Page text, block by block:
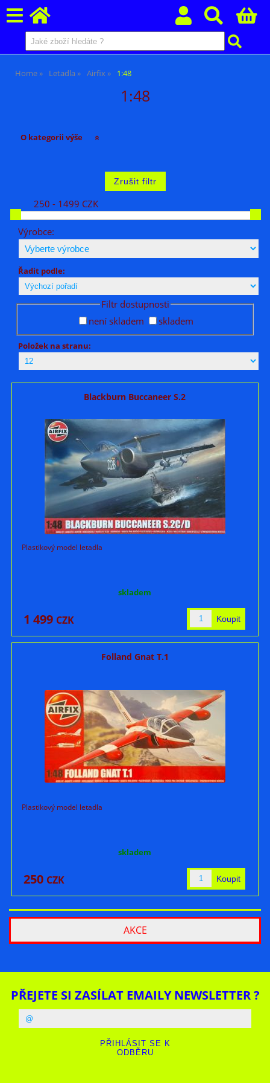
Home Letadla Airfix 1:48
1:48
O kategorii výše
250 - 1499 CZK
Výrobce:
Řadit podle:
Filtr dostupnosti
není skladem
skladem
Položek na stranu:
Blackburn Buccaneer S.2
Plastikový model letadla
skladem
1 499 CZK
Folland Gnat T.1
Plastikový model letadla
skladem
250 CZK
AKCE
PŘEJETE SI ZASÍLAT EMAILY NEWSLETTER ?